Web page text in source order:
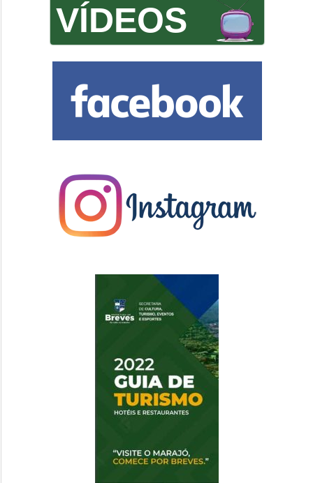
VÍDEOS